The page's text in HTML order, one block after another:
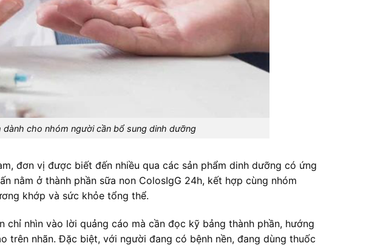
dành cho nhóm người cần bổ sung dinh dưỡng
đơn vị được biết đến nhiều qua các sản phẩm dinh dưỡng có ứng
nằm ở thành phần sữa non ColosIgG 24h, kết hợp cùng nhóm
khớp và sức khỏe tổng thể.
chỉ nhìn vào lời quảng cáo mà cần đọc kỹ bảng thành phần, hướng
trên nhãn. Đặc biệt, với người đang có bệnh nền, đang dùng thuốc